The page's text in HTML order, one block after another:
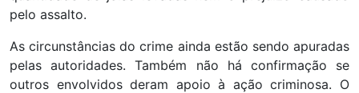
pelo assalto.
As circunstâncias do crime ainda estão sendo apuradas
pelas autoridades. Também não há confirmação se
outros envolvidos deram apoio à ação criminosa. O